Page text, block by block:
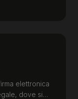
elettronica
dove si